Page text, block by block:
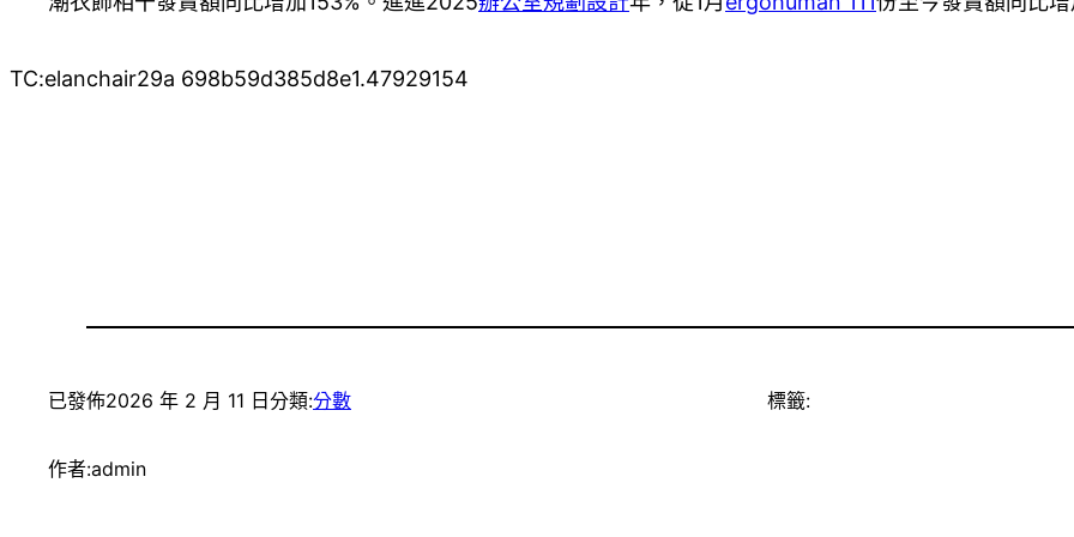
TC:elanchair29a 698b59d385d8e1.47929154
已發佈2026 年 2 月 11 日分類:分數
作者:admin
標籤: